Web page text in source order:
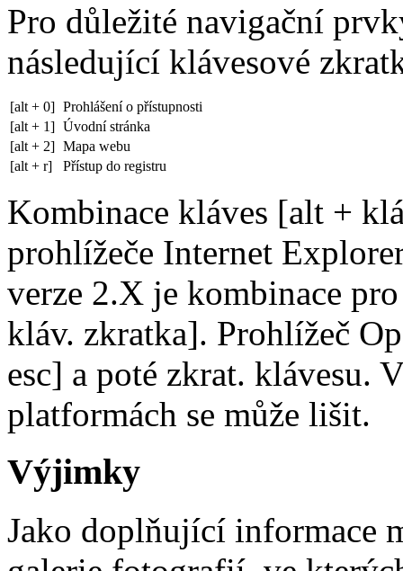
Pro důležité navigační
následující klávesové
[alt + 0] Prohlášení o přístupnosti
[alt + 1] Úvodní stránka
[alt + 2] Mapa webu
[alt + r]
Přístup do registru
Kombinace kláves [alt +
prohlížeče Internet
verze 2.X je kombinace
kláv. zkratka]. Prohlížeč
esc] a poté zkrat. klávesu.
platformách se může lišit.
Výjimky
Jako doplňující informace